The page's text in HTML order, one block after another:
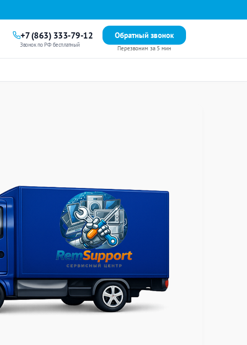
+7 (863) 333-79-12
Звонок по РФ бесплатный
Обратный звонок
Перезвоним за 5 мин